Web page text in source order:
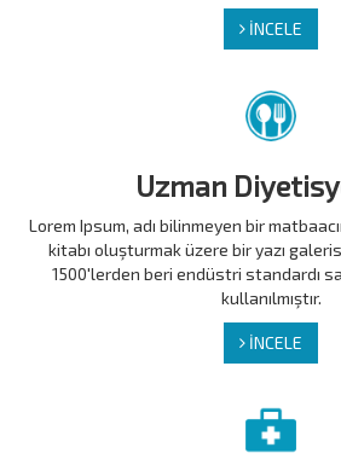
İNCELE
Uzman
Lorem Ipsum, adı bilinmeyen bir
kitabı oluşturmak üzere bir yazı
1500'lerden beri endüstri standardı
kullanılmıştır.
İNCELE